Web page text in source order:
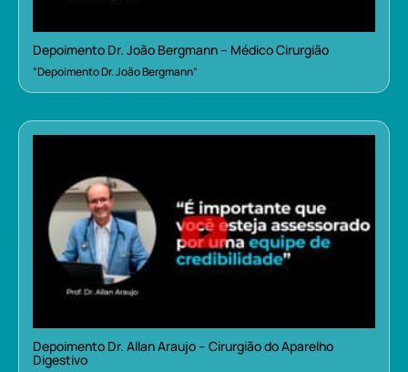
Depoimento Dr. João Bergmann – Médico Cirurgião
“Depoimento Dr. João Bergmann”
Depoimento Dr. Allan Araujo – Cirurgião do Aparelho
Digestivo